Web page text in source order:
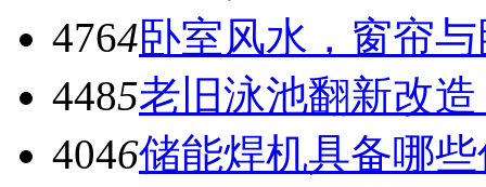
4764卧室风水，窗帘
4485老旧泳池翻新改
4046储能焊机具备哪